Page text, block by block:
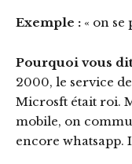
Exemple : « on se
Pourquoi vous
2000, le service
Microsft était roi.
mobile, on
encore whatsapp.